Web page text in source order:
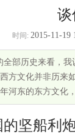
谈
时间: 2015-11-19
全部历史来看，
方文化并非历来
河东的东方文化
的坚船利